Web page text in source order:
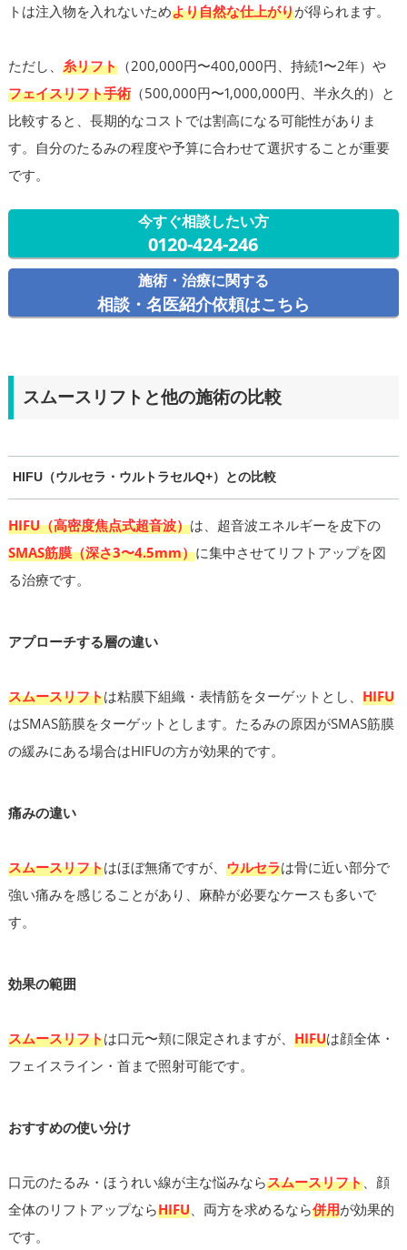
トは注入物を入れないためより自然な仕上がりが得られます。
ただし、 糸リフト（200,000円〜400,000円、持続1〜2年）や
フェイスリフト手術（500,000円〜1,000,000円、半永久的）と
比較すると、長期的なコストでは割高になる可能性がありま
す。自分のたるみの程度や予算に合わせて選択することが重要
です。
今すぐ相談したい方
0120-424-246
施術・治療に関する
相談・名医紹介依頼はこちら
スムースリフトと他の施術の比較
HIFU（ウルセラ・ウルトラセルQ+）との比較
HIFU（高密度焦点式超音波）は、超音波エネルギーを皮下の
SMAS筋膜（深さ3〜4.5mm）に集中させてリフトアップを図
る治療です。
アプローチする層の違い
スムースリフトは粘膜下組織・表情筋をターゲットとし、 HIFU
はSMAS筋膜をターゲットとします。たるみの原因がSMAS筋膜
の緩みにある場合はHIFUの方が効果的です。
痛みの違い
スムースリフトはほぼ無痛ですが、 ウルセラは骨に近い部分で
強い痛みを感じることがあり、麻酔が必要なケースも多いで
す。
効果の範囲
スムースリフトは口元〜頬に限定されますが、 HIFUは顔全体・
フェイスライン・首まで照射可能です。
おすすめの使い分け
口元のたるみ・ほうれい線が主な悩みならスムースリフト、顔
全体のリフトアップならHIFU、両方を求めるなら併用が効果的
です。